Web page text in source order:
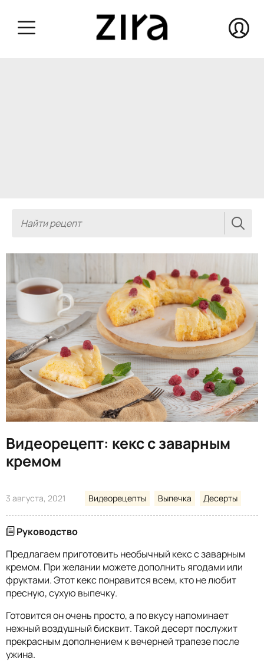
Видеорецепт: кекс с заварным
кремом
3 августа, 2021 Видеорецепты Выпечка Десерты
Руководство
Предлагаем приготовить необычный кекс с заварным
кремом. При желании можете дополнить ягодами или
фруктами. Этот кекс понравится всем, кто не любит
пресную, сухую выпечку.
Готовится он очень просто, а по вкусу напоминает
нежный воздушный бисквит. Такой десерт послужит
прекрасным дополнением к вечерней трапезе после
ужина.